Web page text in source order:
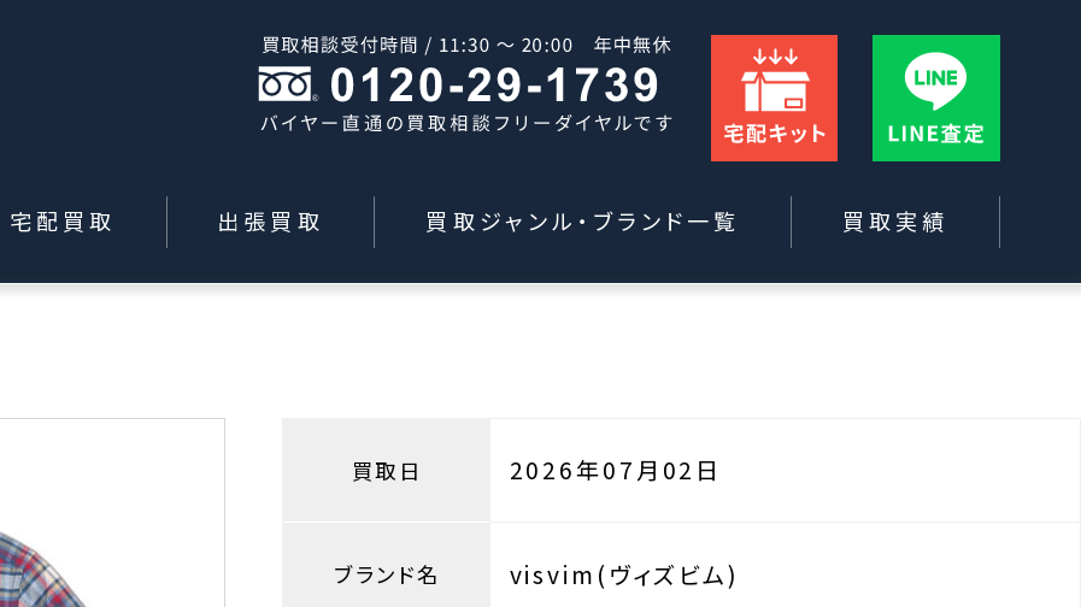
宅配買取 出張買取 買取ジャンル・ブランド一覧 買取実績
買取日 2026年07月02日
ブランド名 visvim(ヴィズビム)